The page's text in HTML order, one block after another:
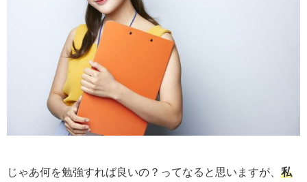
じゃあ何を勉強すれば良いの？ってなると思いますが、 私